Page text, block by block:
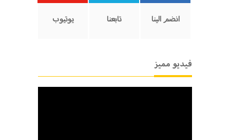
يوتيوب تابعنا انضم الينا
فيديو مميز